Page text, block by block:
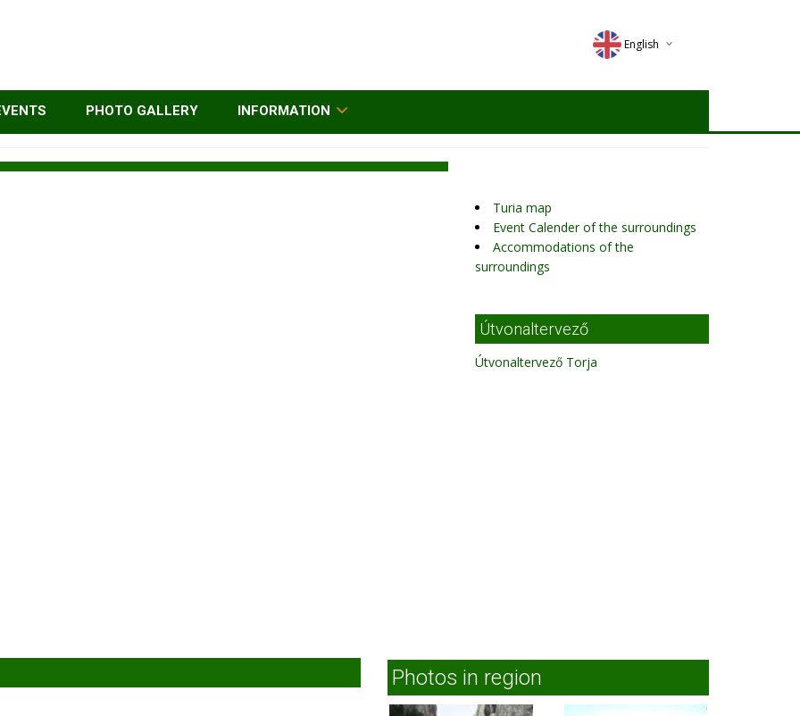
English
Deutsch
PHOTO GALLERY INFORMATION
Turia map
Event Calender of the surroundings
Accommodations of the
surroundings
Útvonaltervező
Útvonaltervező Torja
Photos in region